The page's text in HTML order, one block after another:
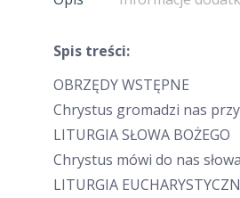
Spis treści:
OBRZĘDY WSTĘPNE
Chrystus gromadzi nas
LITURGIA SŁOWA BOŻEGO
Chrystus mówi do nas
LITURGIA